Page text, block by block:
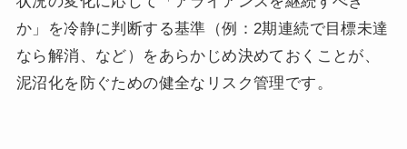
か」を冷静に判断する基準（例：2期連続で目標未達
なら解消、など）をあらかじめ決めておくことが、
泥沼化を防ぐための健全なリスク管理です。